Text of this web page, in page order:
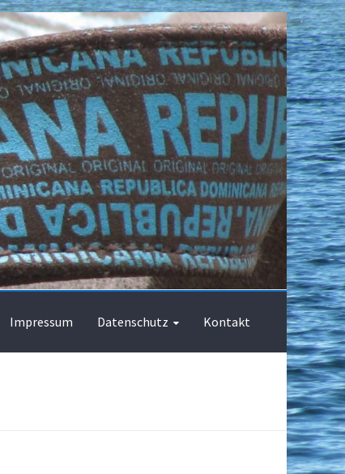
Impressum Datenschutz Kontakt